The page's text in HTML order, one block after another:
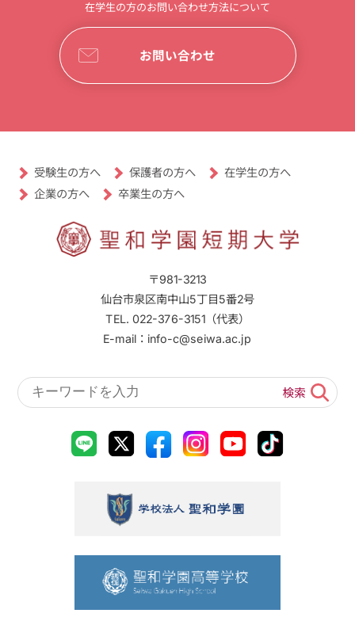
在学生の方のお問い合わせ方法について
お問い合わせ
〒981-3213
仙台市泉区南中山5丁目5番2号
TEL. 022-376-3151（代表）
E-mail：info-c@seiwa.ac.jp
受験生の方へ 保護者の方へ 在学生の方へ
企業の方へ 卒業生の方へ